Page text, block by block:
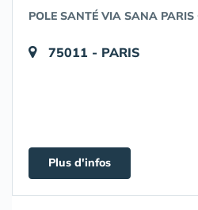
POLE SANTÉ VIA SANA
75011 - PARIS
Plus d'infos